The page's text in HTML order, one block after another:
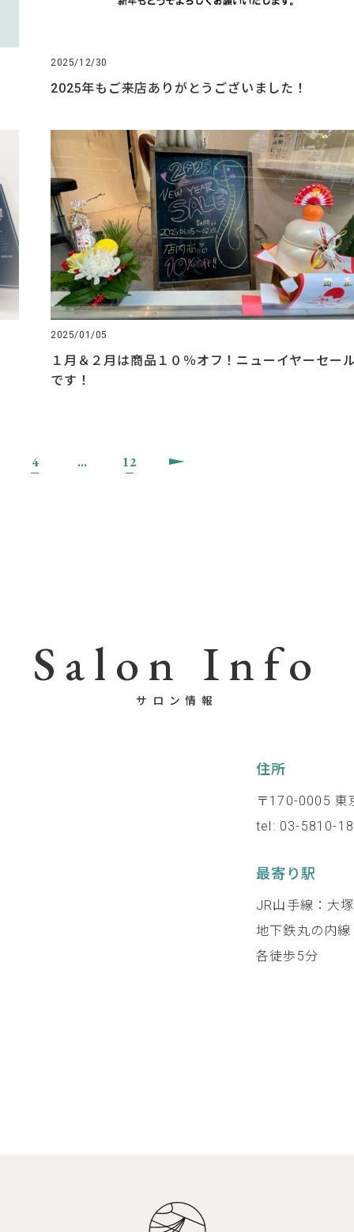
2025/12/30
2025年もご来店ありがとうございました！
2025/01/05
１月＆２月は商品１０％オフ！ニューイヤーセー
です！
4 … 12
Salon Info
サロン情報
住所
〒170-0005 東
tel: 03-5810-
最寄り駅
JR山手線：大
地下鉄丸の内
各徒歩5分